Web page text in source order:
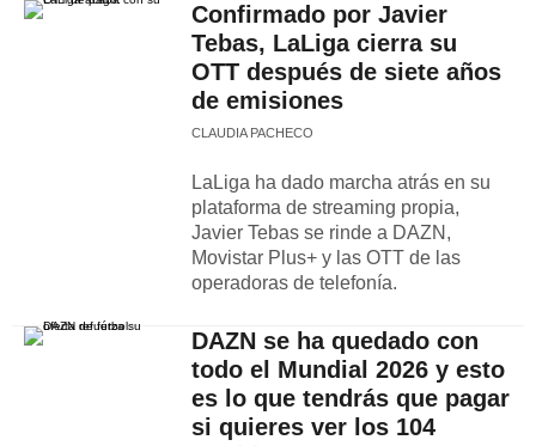
Confirmado por Javier
Tebas, LaLiga cierra su
OTT después de siete años
de emisiones
CLAUDIA PACHECO
LaLiga ha dado marcha atrás en su
plataforma de streaming propia,
Javier Tebas se rinde a DAZN,
Movistar Plus+ y las OTT de las
operadoras de telefonía.
DAZN se ha quedado con
todo el Mundial 2026 y esto
es lo que tendrás que pagar
si quieres ver los 104